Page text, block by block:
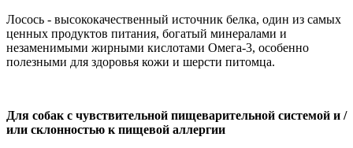
Лосось - высококачественный источник белка, один из самых
ценных продуктов питания, богатый минералами и
незаменимыми жирными кислотами Омега-3, особенно
полезными для здоровья кожи и шерсти питомца.
Для собак с чувствительной пищеварительной системой и /
или склонностью к пищевой аллергии